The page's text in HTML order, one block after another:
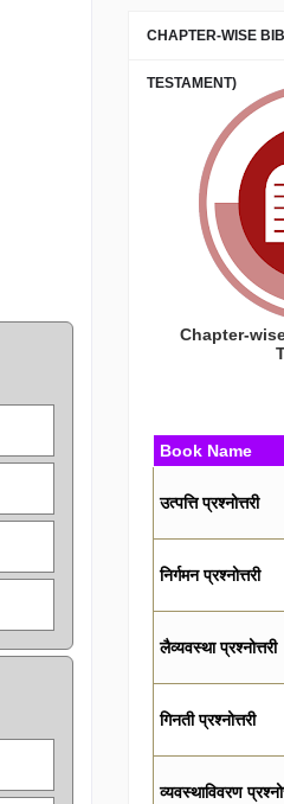
CHAPTER-WISE
TESTAMENT)
Chapter-
Book Name
उत्पत्ति प्रश्नोत्तरी
निर्गमन प्रश्नोत्तरी
लैव्यवस्था प्रश्नोत्तरी
गिनती प्रश्नोत्तरी
व्यवस्थाविवरण